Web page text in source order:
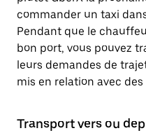
commander un taxi
Pendant que le
bon port, vous pouvez
leurs demandes de
mis en relation avec
Transport vers ou